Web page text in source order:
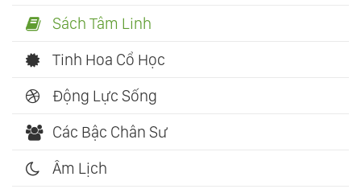
Sách Tâm Linh
Tinh Hoa Cổ Học
Động Lực Sống
Các Bậc Chân Sư
Âm Lịch